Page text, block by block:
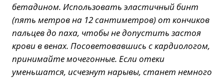
бетадином. Использовать эластичный бинт
(пять метров на 12 сантиметров) от кончиков
пальцев до паха, чтобы не допустить застоя
крови в венах. Посоветовавшись с кардиологом,
принимайте мочегонные. Если отеки
уменьшатся, исчезнут нарывы, станет немного